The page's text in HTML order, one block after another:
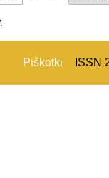
Piškotki ISSN